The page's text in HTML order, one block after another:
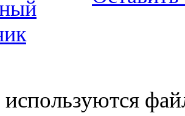
используются